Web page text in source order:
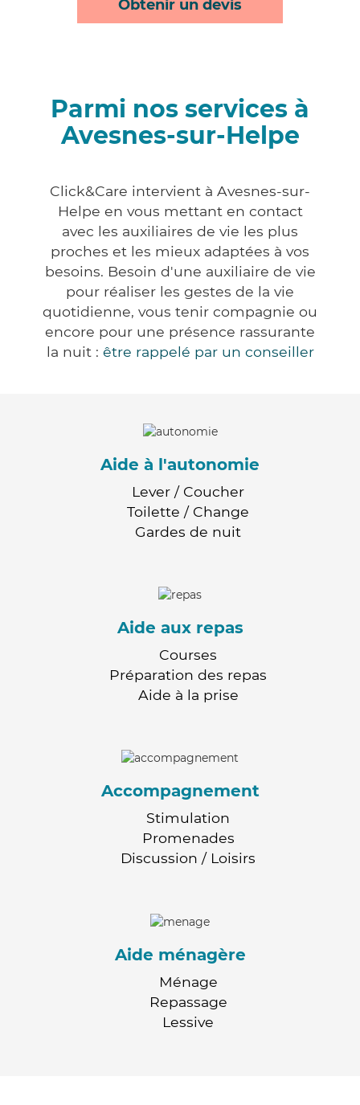
Obtenir un devis
Parmi nos services à
Avesnes-sur-Helpe
Click&Care intervient à Avesnes-sur-
Helpe en vous mettant en contact
avec les auxiliaires de vie les plus
proches et les mieux adaptées à vos
besoins. Besoin d'une auxiliaire de vie
pour réaliser les gestes de la vie
quotidienne, vous tenir compagnie ou
encore pour une présence rassurante
la nuit : être rappelé par un conseiller
Aide à l'autonomie
Lever / Coucher
Toilette / Change
Gardes de nuit
Aide aux repas
Courses
Préparation des repas
Aide à la prise
Accompagnement
Stimulation
Promenades
Discussion / Loisirs
Aide ménagère
Ménage
Repassage
Lessive